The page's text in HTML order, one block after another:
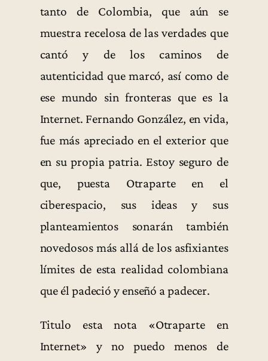
tanto de Colombia, que aún se
muestra recelosa de las verdades que
cantó y de los caminos de
autenticidad que marcó, así como de
ese mundo sin fronteras que es la
Internet. Fernando González, en vida,
fue más apreciado en el exterior que
en su propia patria. Estoy seguro de
que, puesta Otraparte en el
ciberespacio, sus ideas y sus
planteamientos sonarán también
novedosos más allá de los asfixiantes
límites de esta realidad colombiana
que él padeció y enseñó a padecer.
Titulo esta nota «Otraparte en
Internet» y no puedo menos de